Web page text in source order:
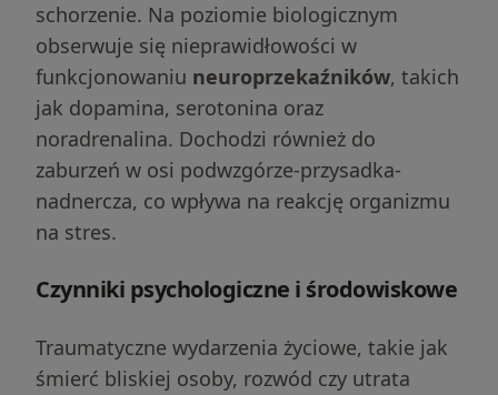
schorzenie. Na poziomie biologicznym
obserwuje się nieprawidłowości w
funkcjonowaniu neuroprzekaźników, takich
jak dopamina, serotonina oraz
noradrenalina. Dochodzi również do
zaburzeń w osi podwzgórze-przysadka-
nadnercza, co wpływa na reakcję organizmu
na stres.
Czynniki psychologiczne i środowiskowe
Traumatyczne wydarzenia życiowe, takie jak
śmierć bliskiej osoby, rozwód czy utrata